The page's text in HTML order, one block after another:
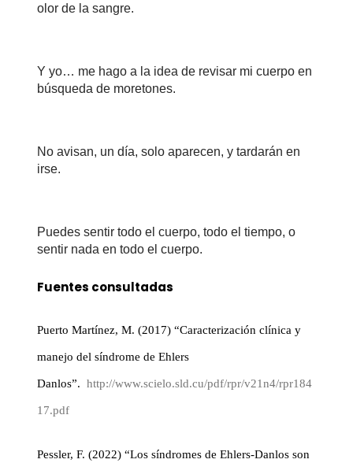
olor de la sangre.
Y yo… me hago a la idea de revisar mi cuerpo en
búsqueda de moretones.
No avisan, un día, solo aparecen, y tardarán en
irse.
Puedes sentir todo el cuerpo, todo el tiempo, o
sentir nada en todo el cuerpo.
Fuentes consultadas
Puerto Martínez, M. (2017) “Caracterización clínica y
manejo del síndrome de Ehlers
Danlos”. http://www.scielo.sld.cu/pdf/rpr/v21n4/rpr184
17.pdf
Pessler, F. (2022) “Los síndromes de Ehlers-Danlos son